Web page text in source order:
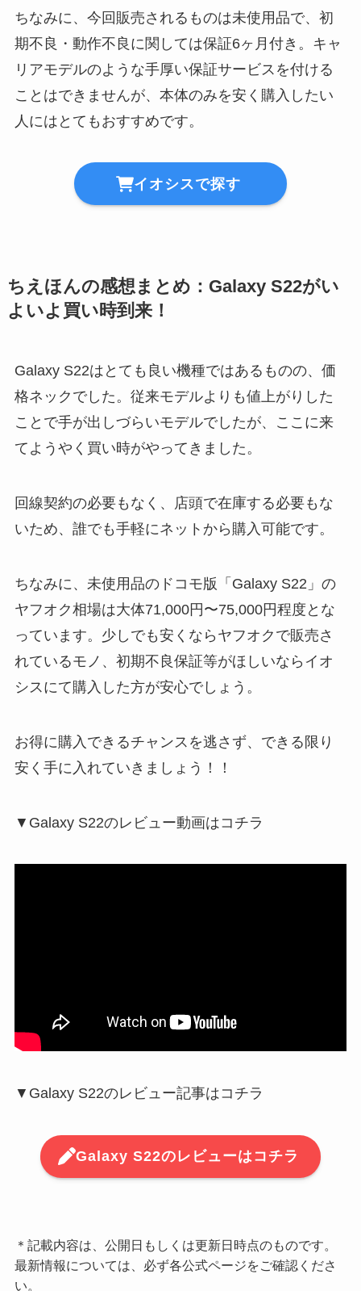
ちなみに、今回販売されるものは未使用品で、初
期不良・動作不良に関しては保証6ヶ月付き。キャ
リアモデルのような手厚い保証サービスを付ける
ことはできませんが、本体のみを安く購入したい
人にはとてもおすすめです。
イオシスで探す
ちえほんの感想まとめ：Galaxy S22がい
よいよ買い時到来！
Galaxy S22はとても良い機種ではあるものの、価
格ネックでした。従来モデルよりも値上がりした
ことで手が出しづらいモデルでしたが、ここに来
てようやく買い時がやってきました。
回線契約の必要もなく、店頭で在庫する必要もな
いため、誰でも手軽にネットから購入可能です。
ちなみに、未使用品のドコモ版「Galaxy S22」の
ヤフオク相場は大体71,000円〜75,000円程度とな
っています。少しでも安くならヤフオクで販売さ
れているモノ、初期不良保証等がほしいならイオ
シスにて購入した方が安心でしょう。
お得に購入できるチャンスを逃さず、できる限り
安く手に入れていきましょう！！
▼Galaxy S22のレビュー動画はコチラ
▼Galaxy S22のレビュー記事はコチラ
Galaxy S22のレビューはコチラ
＊記載内容は、公開日もしくは更新日時点のものです。
最新情報については、必ず各公式ページをご確認くださ
い。